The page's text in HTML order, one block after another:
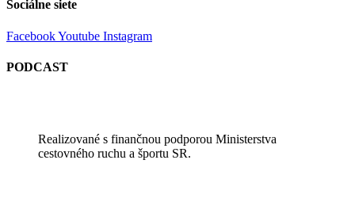
Sociálne siete
FacebookYoutube Instagram
PODCAST
Realizované s finančnou podporou Ministerstva
cestovného ruchu a športu SR.